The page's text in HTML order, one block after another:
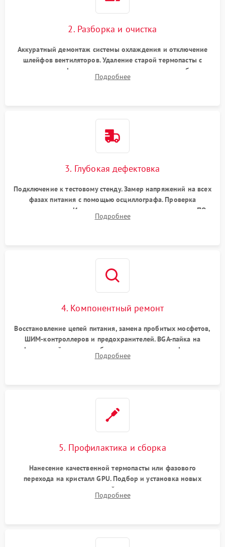
2. Разборка и очистка
Аккуратный демонтаж системы охлаждения и отключение
шлейфов вентиляторов. Удаление старой термопасты с
кристалла графического чипа и термопрокладок с банок
памяти и зоны VRM. Очистка платы от пыли и окислов.
Подробнее
3. Глубокая дефектовка
Подключение к тестовому стенду. Замер напряжений на всех
фазах питания с помощью осциллографа. Проверка
инициализации. Использование специализированного ПО
MATS
Подробнее
4. Компонентный ремонт
Восстановление цепей питания, замена пробитых мосфетов,
ШИМ-контроллеров и предохранителей. BGA-пайка на
инфракрасной станции реболлинг или замена графического
чипа и дефектной памяти GDDR. Прошивка BIOS
Подробнее
5. Профилактика и сборка
Нанесение качественной термопасты или фазового
перехода на кристалл GPU. Подбор и установка новых
термопрокладок правильной толщины на память и цепи
питания. Монтаж радиатора и бэкплейта, подключение и
Подробнее